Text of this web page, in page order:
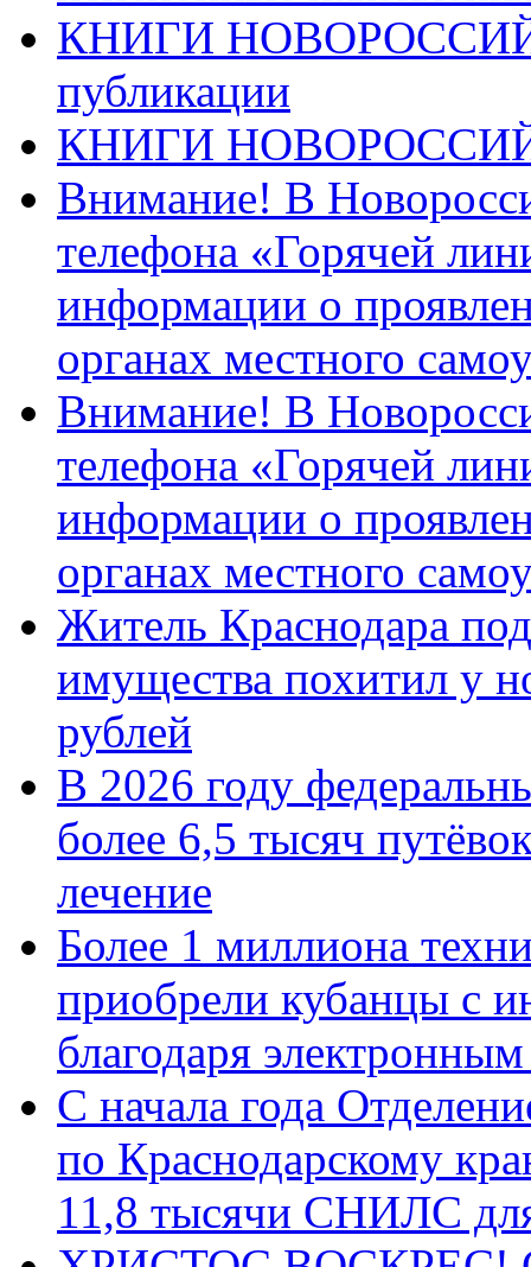
КНИГИ
публикации
КНИГИ
Внимание! В
телефона «Горячей
информации о
органах местного
Внимание! В
телефона «Горячей
информации о
органах местного
Житель Краснодара
имущества похитил у
рублей
В 2026 году
более 6,5 тысяч
лечение
Более 1 миллиона
приобрели кубанцы с
благодаря
С начала года
по Краснодарскому
11,8 тысячи СНИЛС